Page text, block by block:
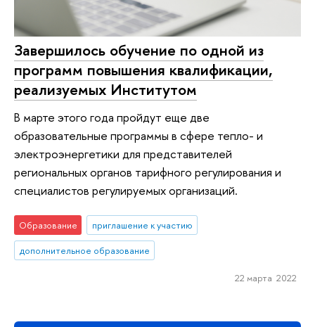
Завершилось обучение по одной из
программ повышения квалификации,
реализуемых Институтом
В марте этого года пройдут еще две
образовательные программы в сфере тепло- и
электроэнергетики для представителей
региональных органов тарифного регулирования и
специалистов регулируемых организаций.
Образование
приглашение к участию
дополнительное образование
22 марта 2022